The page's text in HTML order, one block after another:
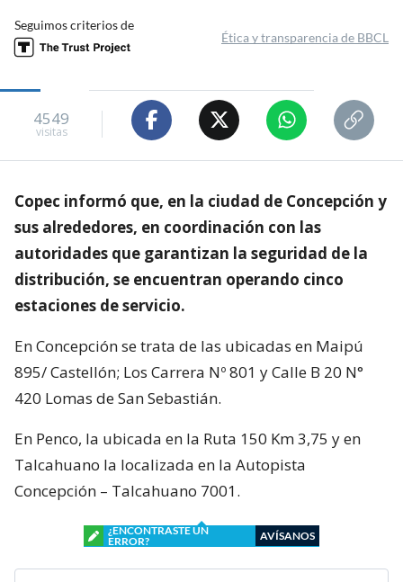
Seguimos criterios de
Ética y transparencia de BBCL
4549
visitas
Copec informó que, en la ciudad de Concepción y
sus alrededores, en coordinación con las
autoridades que garantizan la seguridad de la
distribución, se encuentran operando cinco
estaciones de servicio.
En Concepción se trata de las ubicadas en Maipú
895/ Castellón; Los Carrera Nº 801 y Calle B 20 N°
420 Lomas de San Sebastián.
En Penco, la ubicada en la Ruta 150 Km 3,75 y en
Talcahuano la localizada en la Autopista
Concepción – Talcahuano 7001.
¿ENCONTRASTE UN
ERROR?
AVÍSANOS